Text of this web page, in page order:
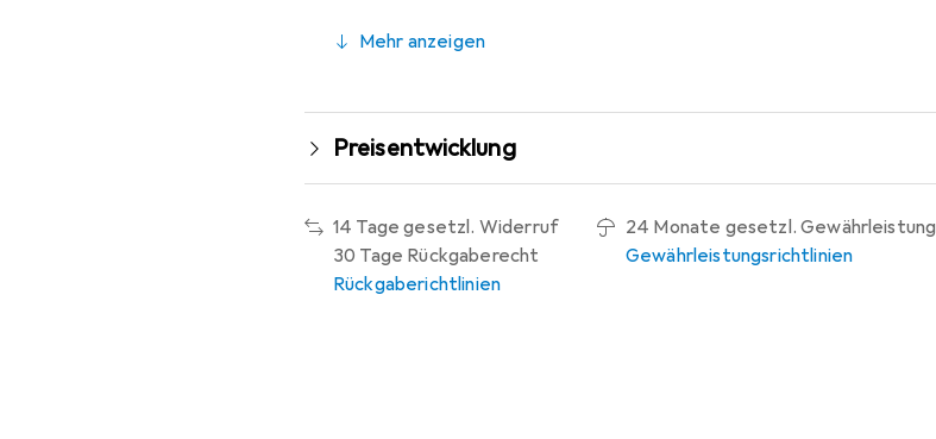
Mehr anzeigen
Preisentwicklung
14 Tage gesetzl. Widerruf
30 Tage Rückgaberecht
Rückgaberichtlinien
24 Monate gesetzl. Gewährleistung
Gewährleistungsrichtlinien